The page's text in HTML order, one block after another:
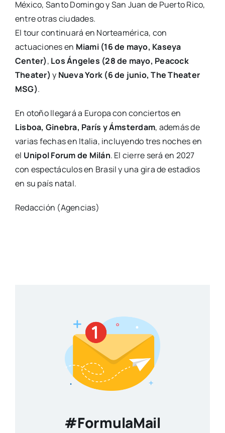
México, Santo Domingo y San Juan de Puerto Rico,
entre otras ciudades.
El tour continuará en Norteamérica, con
actuaciones en Miami (16 de mayo, Kaseya
Center), Los Ángeles (28 de mayo, Peacock
Theater) y Nueva York (6 de junio, The Theater
MSG).
En otoño llegará a Europa con conciertos en
Lisboa, Ginebra, París y Ámsterdam, además de
varias fechas en Italia, incluyendo tres noches en
el Unipol Forum de Milán. El cierre será en 2027
con espectáculos en Brasil y una gira de estadios
en su país natal.
Redacción (Agencias)
#FormulaMail